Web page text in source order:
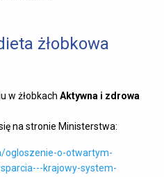
żłobkowa
w żłobkach Aktywna i zdrowa
na stronie Ministerstwa:
ogloszenie-o-otwartym-
krajowy-system-